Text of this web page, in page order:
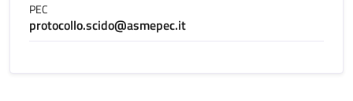
PEC
protocollo.scido@asmepec.it